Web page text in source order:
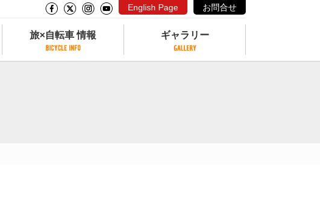
English Page お問合せ
旅×自転車 情報 ギャラリー